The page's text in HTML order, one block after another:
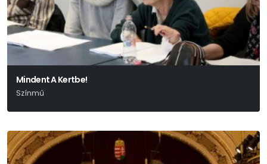
Mindent A Kertbe!
Színmű